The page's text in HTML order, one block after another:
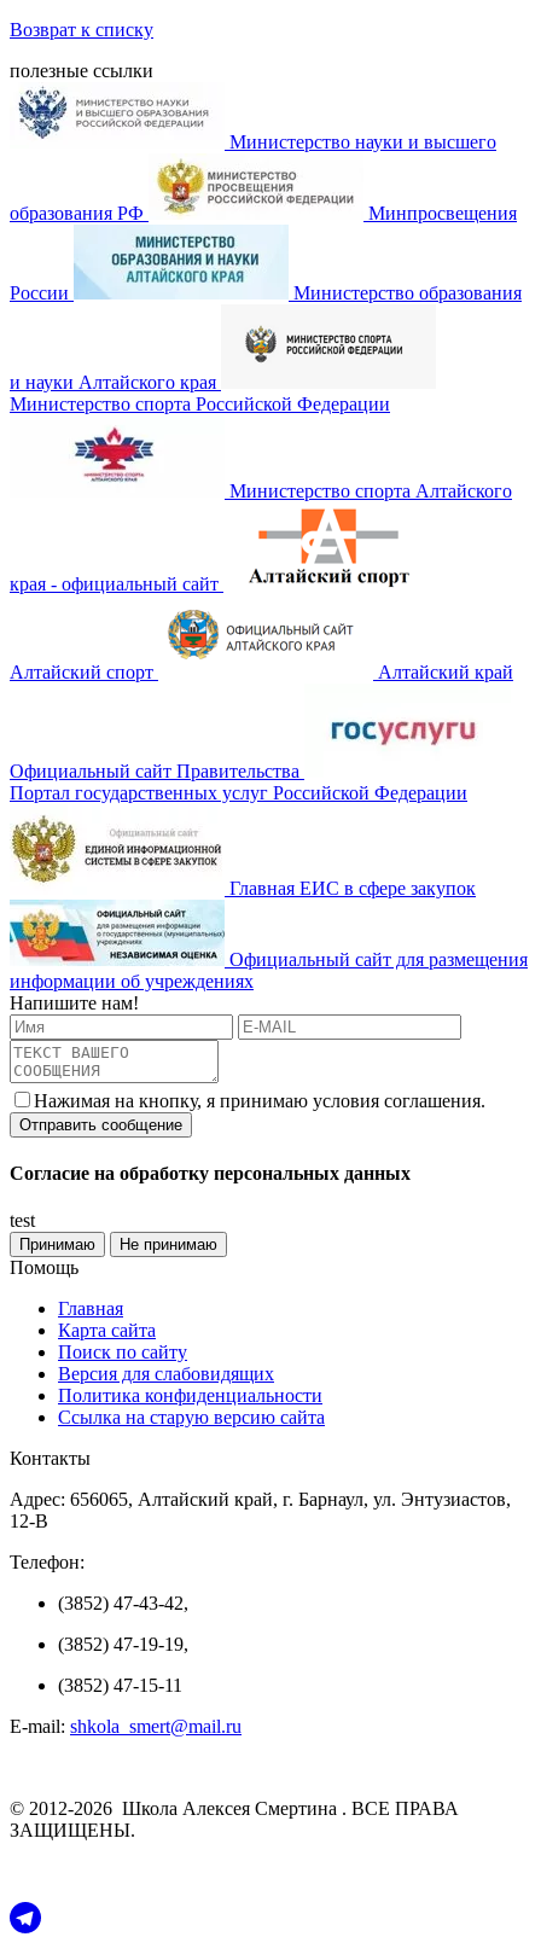
Возврат к списку
полезные ссылки
Министерство науки и высшего
образования РФ Минпросвещения
России Министерство образования
и науки Алтайского края
Министерство спорта Российской Федерации
Министерство спорта Алтайского
края - официальный сайт
Алтайский спорт Алтайский край
Официальный сайт Правительства
Портал государственных услуг Российской Федерации
Главная ЕИС в сфере закупок
Официальный сайт для размещения
информации об учреждениях
Напишите нам!
Нажимая на кнопку, я принимаю условия соглашения.
Согласие на обработку персональных данных
test
Принимаю Не принимаю
Помощь
Главная
Карта сайта
Поиск по сайту
Версия для слабовидящих
Политика конфиденциальности
Ссылка на старую версию сайта
Контакты
Адрес: 656065, Алтайский край, г. Барнаул, ул. Энтузиастов,
12-В
Телефон:
(3852) 47-43-42,
(3852) 47-19-19,
(3852) 47-15-11
E-mail: shkola_smert@mail.ru
© 2012-2026 Школа Алексея Смертина . ВСЕ ПРАВА
ЗАЩИЩЕНЫ.